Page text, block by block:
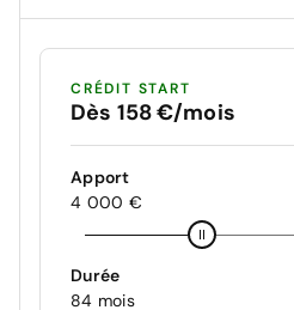
CRÉDIT START
Dès 158 €/mois
Apport
4 000 €
Durée
84 mois